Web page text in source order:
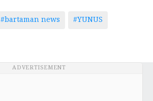
#bartaman news
#YUNUS
ADVERTISEMENT